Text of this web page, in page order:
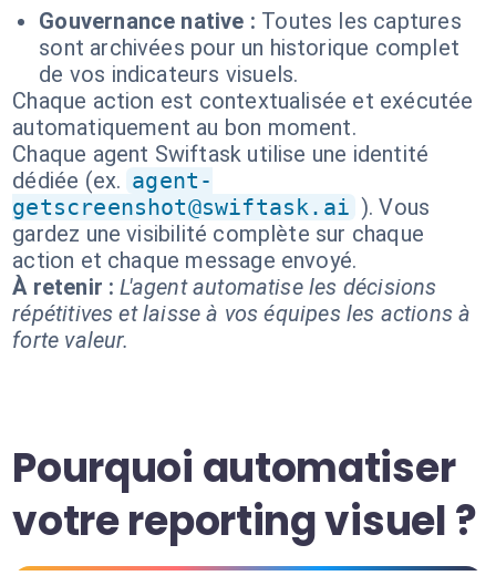
Gouvernance native : Toutes les captures
sont archivées pour un historique complet
de vos indicateurs visuels.
Chaque action est contextualisée et exécutée
automatiquement au bon moment.
Chaque agent Swiftask utilise une identité
dédiée (ex. agent-
getscreenshot@swiftask.ai ). Vous
gardez une visibilité complète sur chaque
action et chaque message envoyé.
À retenir : L'agent automatise les décisions
répétitives et laisse à vos équipes les actions à
forte valeur.
Pourquoi automatiser
votre reporting visuel ?